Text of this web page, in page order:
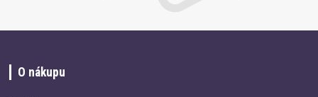
O nákupu